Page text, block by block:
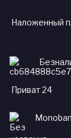
Наложенный
Приват 24